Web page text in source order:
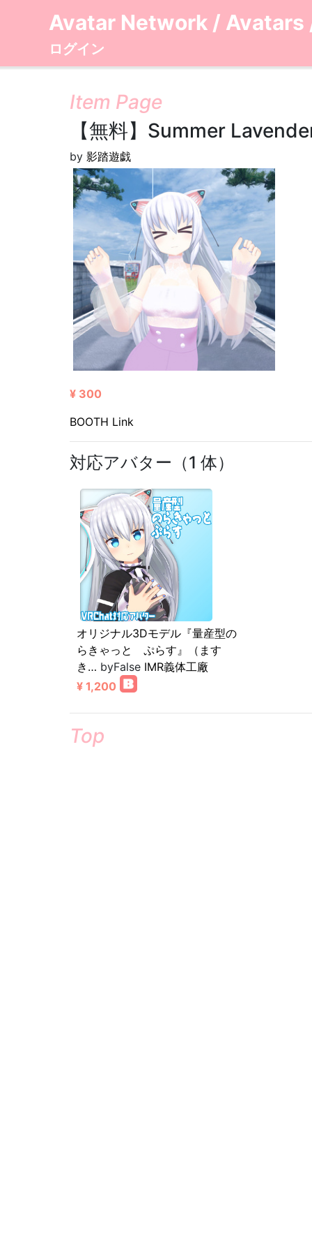
Avatar Network / Avatars
ログイン
Item Page
【無料】Summer
by 影踏遊戯
¥ 300
BOOTH Link
対応アバター（1 体）
オリジナル3Dモデル『量産型の
らきゃっと ぷらす』（ます
き… byFalse IMR義体工廠
¥ 1,200
Top